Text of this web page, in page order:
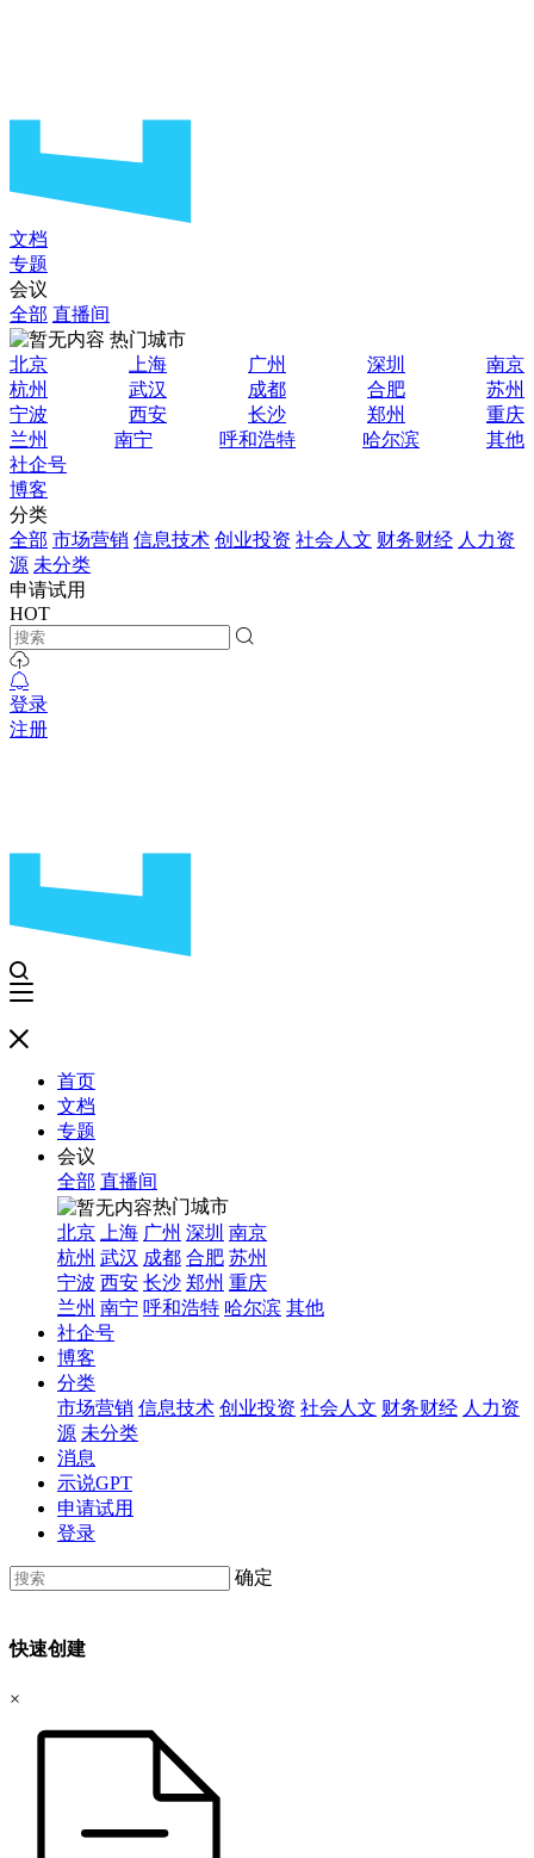
文档
专题
会议
全部 直播间
热门城市
北京
上海 广州 深圳
南京
杭州
武汉 成都 合肥
苏州
宁波
西安 长沙 郑州
重庆
兰州
南宁 呼和浩特 哈尔滨
其他
社企号
博客
分类
全部 市场营销 信息技术 创业投资 社会人文 财务财经 人力资
源 未分类
申请试用
HOT
登录
注册
首页
文档
专题
会议
全部 直播间
热门城市
北京
上海 广州 深圳 南京
杭州 武汉 成都 合肥 苏州
宁波 西安 长沙 郑州 重庆
兰州 南宁 呼和浩特 哈尔滨 其他
社企号
博客
分类
市场营销 信息技术 创业投资 社会人文 财务财经 人力资
源 未分类
消息
示说GPT
申请试用
登录
确定
快速创建
×